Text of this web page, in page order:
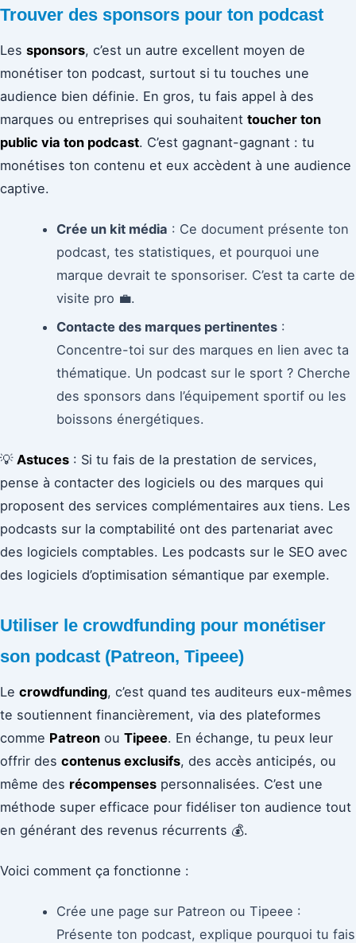
Trouver des sponsors pour ton podcast
Les sponsors, c’est un autre excellent moyen de
monétiser ton podcast, surtout si tu touches une
audience bien définie. En gros, tu fais appel à des
marques ou entreprises qui souhaitent toucher ton
public via ton podcast. C’est gagnant-gagnant : tu
monétises ton contenu et eux accèdent à une audience
captive.
Crée un kit média : Ce document présente ton
podcast, tes statistiques, et pourquoi une
marque devrait te sponsoriser. C’est ta carte de
visite pro 💼.
Contacte des marques pertinentes :
Concentre-toi sur des marques en lien avec ta
thématique. Un podcast sur le sport ? Cherche
des sponsors dans l’équipement sportif ou les
boissons énergétiques.
💡 Astuces : Si tu fais de la prestation de services,
pense à contacter des logiciels ou des marques qui
proposent des services complémentaires aux tiens. Les
podcasts sur la comptabilité ont des partenariat avec
des logiciels comptables. Les podcasts sur le SEO avec
des logiciels d’optimisation sémantique par exemple.
Utiliser le crowdfunding pour monétiser
son podcast (Patreon, Tipeee)
Le crowdfunding, c’est quand tes auditeurs eux-mêmes
te soutiennent financièrement, via des plateformes
comme Patreon ou Tipeee. En échange, tu peux leur
offrir des contenus exclusifs, des accès anticipés, ou
même des récompenses personnalisées. C’est une
méthode super efficace pour fidéliser ton audience tout
en générant des revenus récurrents 💰.
Voici comment ça fonctionne :
Crée une page sur Patreon ou Tipeee :
Présente ton podcast, explique pourquoi tu fais